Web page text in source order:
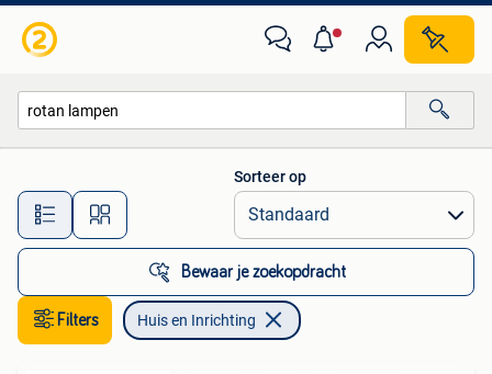
Alle afstanden…
Sorteer op
Bewaar je zoekopdracht
Filters Huis en Inrichting